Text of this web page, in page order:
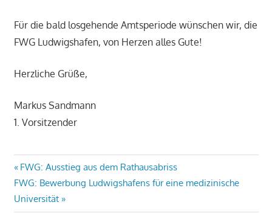
Für die bald losgehende Amtsperiode wünschen wir, die
FWG Ludwigshafen, von Herzen alles Gute!
Herzliche Grüße,
Markus Sandmann
1. Vorsitzender
Beitragsnavigation
Vorheriger
Beitrag:
FWG: Ausstieg aus dem Rathausabriss
Nächster
Beitrag:
FWG: Bewerbung Ludwigshafens für eine medizinische
Universität